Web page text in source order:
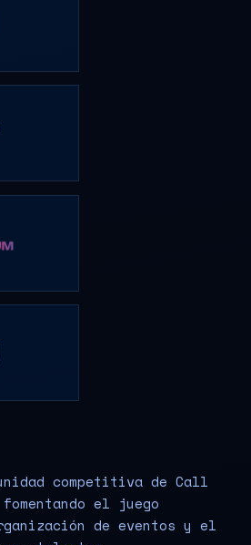
competitiva de Call
el juego
de eventos y el